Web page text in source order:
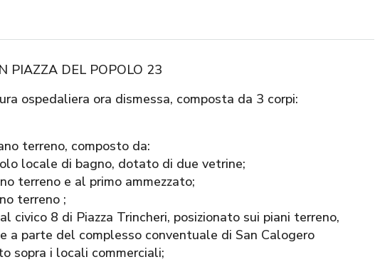
PIAZZA DEL POPOLO 23
ospedaliera ora dismessa, composta da 3 corpi:
terreno, composto da:
locale di bagno, dotato di due vetrine;
terreno e al primo ammezzato;
terreno ;
civico 8 di Piazza Trincheri, posizionato sui piani terreno,
a parte del complesso conventuale di San Calogero
sopra i locali commerciali;